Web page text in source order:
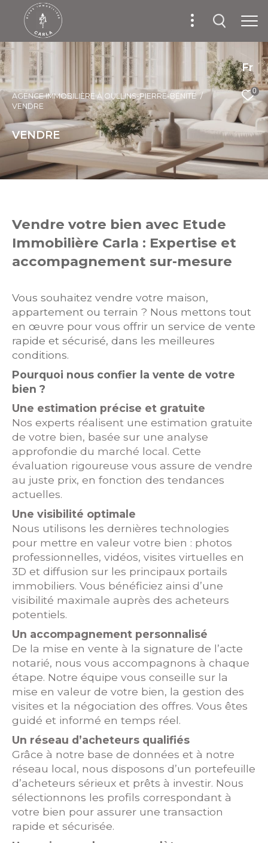
Fr
0
AGENCE IMMOBILIÈRE À OULLINS-PIERRE-BÉNITE
VENDRE
VENDRE
Vendre votre bien avec Etude
Immobilière Carla : Expertise et
accompagnement sur-mesure
Vous souhaitez vendre votre maison,
appartement ou terrain ? Nous mettons tout
en œuvre pour vous offrir un service de vente
rapide et sécurisé, dans les meilleures
conditions.
Pourquoi nous confier la vente de votre
bien ?
Une estimation précise et gratuite
Nos experts réalisent une estimation gratuite
de votre bien, basée sur une analyse
approfondie du marché local. Cette
évaluation rigoureuse vous assure de vendre
au juste prix, en fonction des tendances
actuelles.
Une visibilité optimale
Nous utilisons les dernières technologies
pour mettre en valeur votre bien : photos
professionnelles, vidéos, visites virtuelles en
3D et diffusion sur les principaux portails
immobiliers. Vous bénéficiez ainsi d’une
visibilité maximale auprès des acheteurs
potentiels.
Un accompagnement personnalisé
De la mise en vente à la signature de l’acte
notarié, nous vous accompagnons à chaque
étape. Notre équipe vous conseille sur la
mise en valeur de votre bien, la gestion des
visites et la négociation des offres. Vous êtes
guidé et informé en temps réel.
Un réseau d’acheteurs qualifiés
Grâce à notre base de données et à notre
réseau local, nous disposons d’un portefeuille
d’acheteurs sérieux et prêts à investir. Nous
sélectionnons les profils correspondant à
votre bien pour assurer une transaction
rapide et sécurisée.